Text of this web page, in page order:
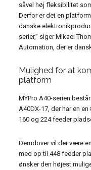
såvel høj fleksibilitet
Derfor er det en
danske
serier,” siger Mikael
Automation, der er
Mulighed for at
platform
MYPro A40-serien
A40DX-17, der har en
160 og 224 feeder
Derudover vil der være
med op til 448 feeder
ønsker den højest